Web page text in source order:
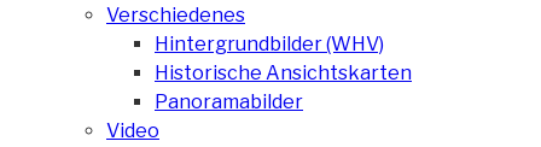
Verschiedenes
Hintergrundbilder (WHV)
Historische Ansichtskarten
Panoramabilder
Video